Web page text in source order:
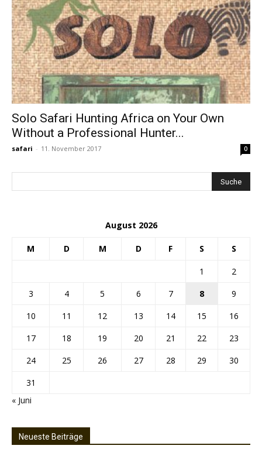
Solo Safari Hunting Africa on Your Own
Without a Professional Hunter...
safari - 11. November 2017 0
August 2026
M D M D F S S
1
2
3
4 5 6 7 8
9
10
11 12 13 14 15
16
17
18 19 20 21 22
23
24
25 26 27 28 29
30
31
« Juni
Neueste Beiträge